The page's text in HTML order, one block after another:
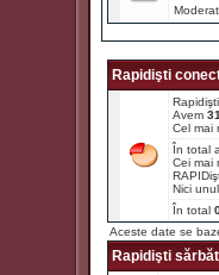
Rapidişti
Avem
Cel mai
În total
Cei mai
Nici unul
În total
Aceste date se
Rapidişti